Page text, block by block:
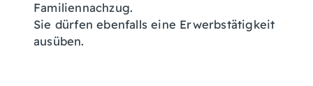
Familiennachzug.
Sie dürfen ebenfalls eine Erwerbstätigkeit
ausüben.